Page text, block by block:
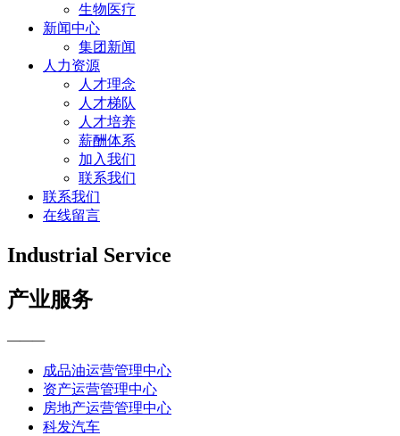
生物医疗
新闻中心
集团新闻
人力资源
人才理念
人才梯队
人才培养
薪酬体系
加入我们
联系我们
联系我们
在线留言
Industrial Service
产业服务
———
成品油运营管理中心
资产运营管理中心
房地产运营管理中心
科发汽车